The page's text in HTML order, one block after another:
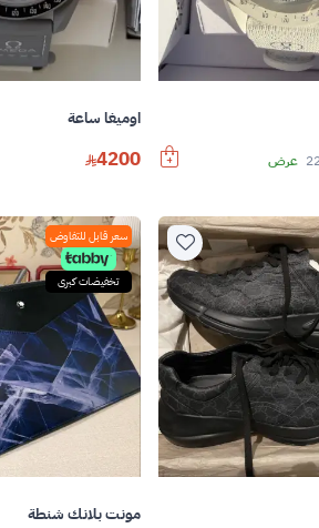
عرض
اوميغا ساعة
4200
سعر قابل للتفاوض
تخفيضات كبرى
مونت بلانك شنطة